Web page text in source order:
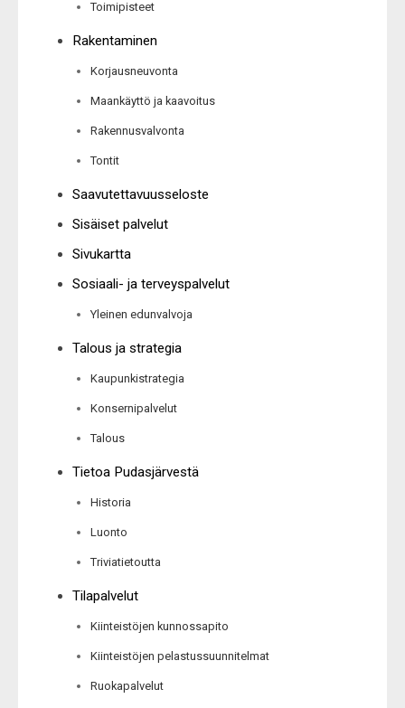
Toimipisteet
Rakentaminen
Korjausneuvonta
Maankäyttö ja kaavoitus
Rakennusvalvonta
Tontit
Saavutettavuusseloste
Sisäiset palvelut
Sivukartta
Sosiaali- ja terveyspalvelut
Yleinen edunvalvoja
Talous ja strategia
Kaupunkistrategia
Konsernipalvelut
Talous
Tietoa Pudasjärvestä
Historia
Luonto
Triviatietoutta
Tilapalvelut
Kiinteistöjen kunnossapito
Kiinteistöjen pelastussuunnitelmat
Ruokapalvelut